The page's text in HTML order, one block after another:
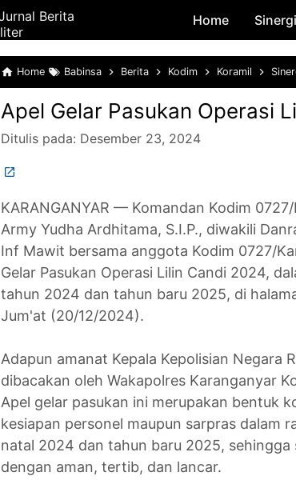
Home
Home Babinsa Berita Kodim Koramil
Apel Gelar Pasukan Operasi
Ditulis pada: Desember 23, 2024
KARANGANYAR — Komandan Kodim
Army Yudha Ardhitama, S.I.P., diwakili
Inf Mawit bersama anggota Kodim 0727/
Gelar Pasukan Operasi Lilin Candi 2024,
tahun 2024 dan tahun baru 2025, di
Jum'at (20/12/2024).
Adapun amanat Kepala Kepolisian Negara
dibacakan oleh Wakapolres Karanganyar
Apel gelar pasukan ini merupakan bentuk
kesiapan personel maupun sarpras dalam
natal 2024 dan tahun baru 2025, sehingga
dengan aman, tertib, dan lancar.